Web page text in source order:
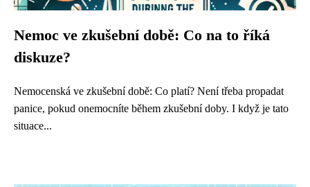
Nemoc ve zkušební době: Co na to říká
diskuze?
Nemocenská ve zkušební době: Co platí? Není třeba propadat
panice, pokud onemocníte během zkušební doby. I když je tato
situace...